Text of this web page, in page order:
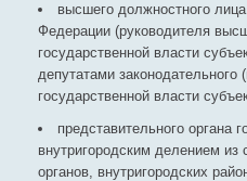
высшего должностного
Федерации (руководителя
государственной власти
депутатами законодательного
государственной власти
представительного органа
внутригородским делением из
органов, внутригородских